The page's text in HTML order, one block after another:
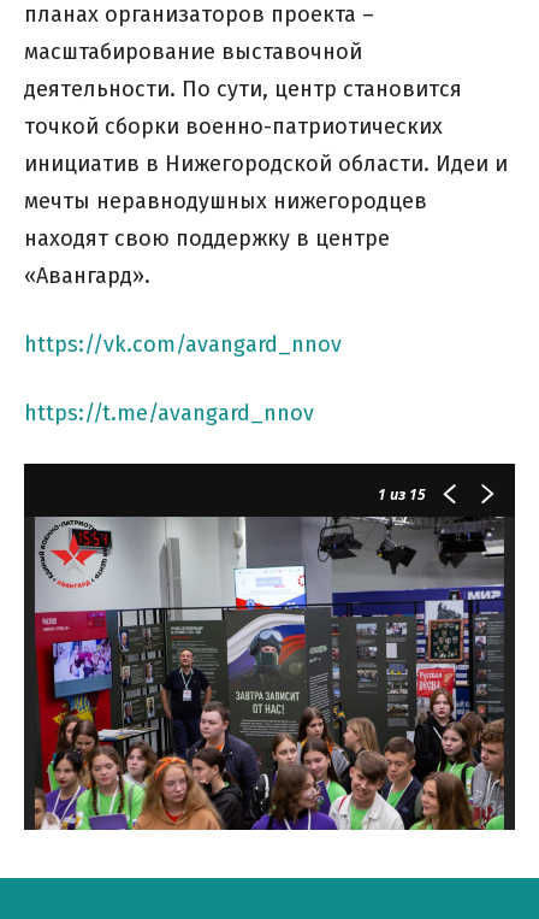
планах организаторов проекта –
масштабирование выставочной
деятельности. По сути, центр становится
точкой сборки военно-патриотических
инициатив в Нижегородской области. Идеи и
мечты неравнодушных нижегородцев
находят свою поддержку в центре
«Авангард».
https://vk.com/avangard_nnov
https://t.me/avangard_nnov
1 из 15